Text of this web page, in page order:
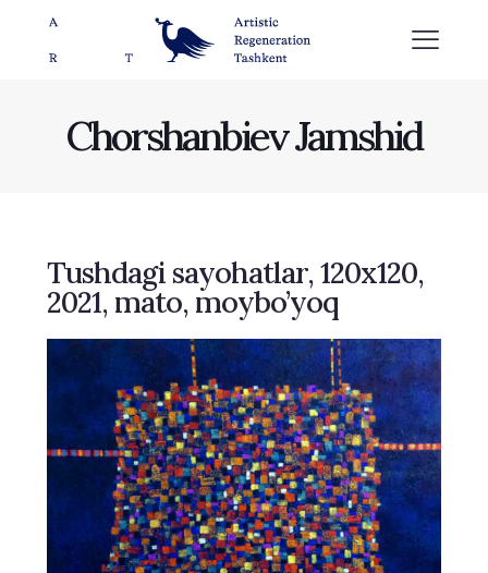
Chorshanbiev Jamshid
Tushdagi sayohatlar, 120х120,
2021, mato, moybo’yoq